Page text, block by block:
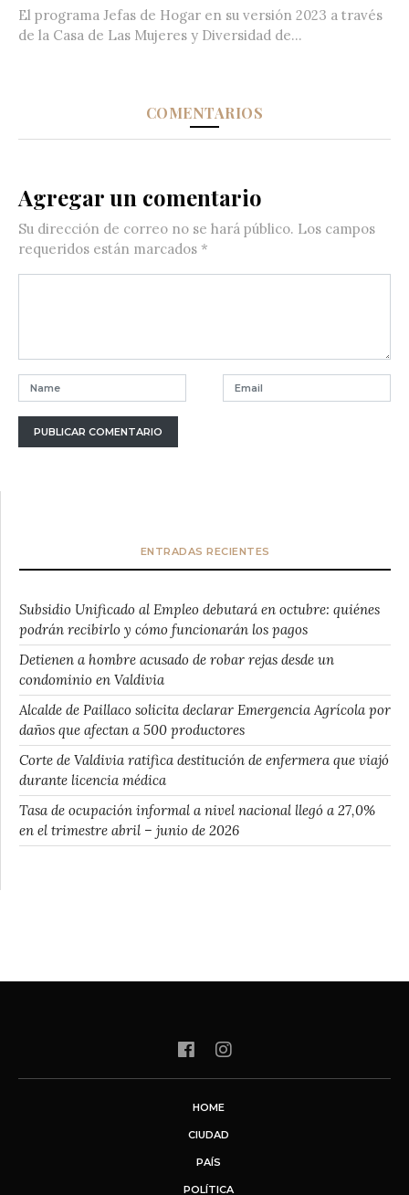
El programa Jefas de Hogar en su versión 2023 a través
de la Casa de Las Mujeres y Diversidad de...
COMENTARIOS
Agregar un comentario
Su dirección de correo no se hará público. Los campos
requeridos están marcados *
ENTRADAS RECIENTES
Subsidio Unificado al Empleo debutará en octubre: quiénes
podrán recibirlo y cómo funcionarán los pagos
Detienen a hombre acusado de robar rejas desde un
condominio en Valdivia
Alcalde de Paillaco solicita declarar Emergencia Agrícola por
daños que afectan a 500 productores
Corte de Valdivia ratifica destitución de enfermera que viajó
durante licencia médica
Tasa de ocupación informal a nivel nacional llegó a 27,0%
en el trimestre abril – junio de 2026
HOME
CIUDAD
PAÍS
POLÍTICA